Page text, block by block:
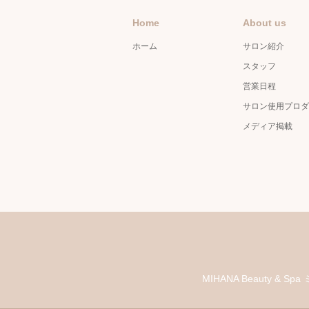
Home
ホーム
About us
サロン紹介
スタッフ
営業日程
サロン使用プロ
メディア掲載
MIHANA Beauty & Spa